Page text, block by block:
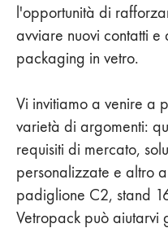
l'opportunità di
avviare nuovi contatti e
packaging in vetro.
Vi invitiamo a venire a
varietà di argomenti:
requisiti di mercato,
personalizzate e altro
padiglione C2, stand
Vetropack può aiutarvi